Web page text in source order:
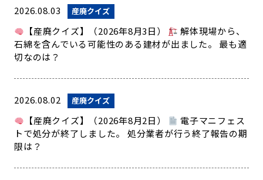
2026.08.03 産廃クイズ
【産廃クイズ】（2026年8月3日）
解体現場から、
石綿を含んでいる可能性のある建材が出ました。 最も適
切なのは？
2026.08.02 産廃クイズ
【産廃クイズ】（2026年8月2日）
電子マニフェス
トで処分が終了しました。 処分業者が行う終了報告の期
限は？